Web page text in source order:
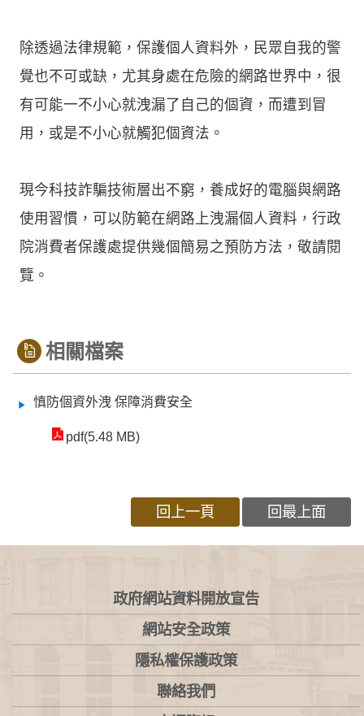
除透過法律規範，保護個人資料外，民眾自我的警
覺也不可或缺，尤其身處在危險的網路世界中，很
有可能一不小心就洩漏了自己的個資，而遭到冒
用，或是不小心就觸犯個資法。
現今科技詐騙技術層出不窮，養成好的電腦與網路
使用習慣，可以防範在網路上洩漏個人資料，行政
院消費者保護處提供幾個簡易之預防方法，敬請閱
覽。
相關檔案
慎防個資外洩 保障消費安全
pdf(5.48 MB)
回上一頁 回最上面
:::
政府網站資料開放宣告
網站安全政策
隱私權保護政策
聯絡我們